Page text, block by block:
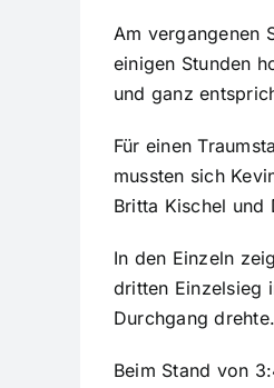
Am vergangenen
einigen Stunden
und ganz
Für einen
mussten sich
Britta Kischel und
In den Einzeln
dritten Einzelsieg
Durchgang
Beim Stand von